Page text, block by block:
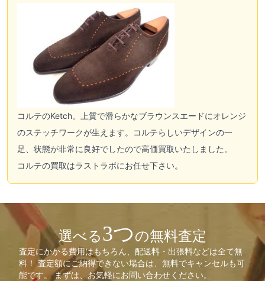
コルテのKetch。上質で滑らかなブラウンスエードにオレンジ
のステッチワークが生えます。コルテらしいデザインの一
足、状態が非常に良好でしたので高価買取いたしました。
コルテの買取はラストラボにお任せ下さい。
選べる3つの無料査定
査定にかかる費用はもちろん、配送料・出張料などは全て無
料！ 査定額にご納得できない場合は、無料でキャンセルも可
能です。 まずは、お気軽にお問い合わせください。